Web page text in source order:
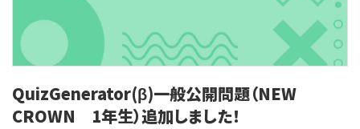
QuizGenerator(β)一般公開問題（NEW
CROWN 1年生）追加しました！